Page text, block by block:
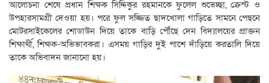
আলোচনা শেষে প্রধান শিক্ষক সিদ্দিকুর রহমানকে ফুলেল শুভেচ্ছা, ক্রেস্ট ও
উপহারসামগ্রী দেওয়া হয়। পরে ফুল সজ্জিত ছাদখোলা গাড়িতে সামনে পেছনে
মোটরসাইকেলের শোডাউন দিয়ে তাকে বাড়ি পৌঁছে দেন বিদ্যালয়ের প্রাক্তন
শিক্ষার্থী, শিক্ষক-অভিভাবকরা। এসময় গাড়ির দুই পাশে দাঁড়িয়ে করতালি দিয়ে
তাকে অভিবাদন জানানো হয়।